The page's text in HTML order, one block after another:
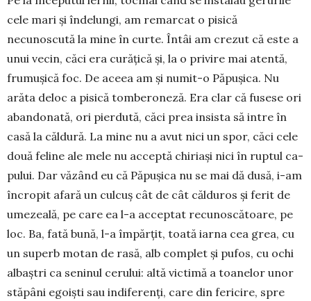
cele mari și îndelungi, am re­marcat o pisică
necunoscută la mi­ne în curte. Întâi am crezut că este a
unui vecin, căci era cu­ră­țică și, la o pri­vire mai atentă,
fru­mu­șică foc. De aceea am și numit-o Pă­pu­șica. Nu
arăta deloc a pisică tom­be­roneză. Era clar că fusese ori
abandonată, ori pierdută, căci prea insista să intre în
casă la căl­du­ră. La mine nu a avut nici un spor, căci cele
două feline ale mele nu acceptă chiriași nici în ruptul ca­
pului. Dar văzând eu că Pă­pu­șica nu se mai dă dusă, i-am
în­cro­pit afară un culcuș cât de cât căl­du­ros și ferit de
umezeală, pe care ea l-a ac­cep­tat re­cunoscătoare, pe
loc. Ba, fată bună, l-a împărțit, toa­tă iarna cea grea, cu
un superb mo­­tan de rasă, alb com­plet și pu­fos, cu ochi
albaștri ca se­ninul ce­ru­lui: altă victimă a toanelor unor
stă­pâni ego­iști sau indi­ferenți, care din fericire, spre